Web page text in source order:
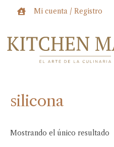
Mi cuenta / Registro
silicona
Mostrando el único resultado